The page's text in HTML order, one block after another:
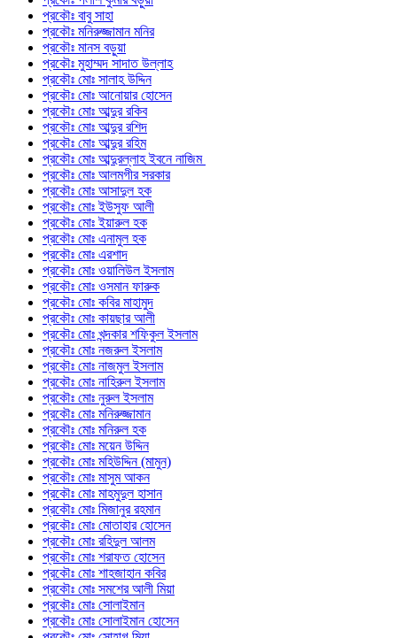
প্রকৌঃ বাবু সাহা
প্রকৌঃ মনিরুজ্জামান মনির
প্রকৌঃ মানস বড়ুয়া
প্রকৌঃ মুহাম্মদ সাদাত উল্লাহ
প্রকৌঃ মোঃ সালাহ উদ্দিন
প্রকৌঃ মোঃ আনোয়ার হোসেন
প্রকৌঃ মোঃ আব্দুর রকিব
প্রকৌঃ মোঃ আব্দুর রশিদ
প্রকৌঃ মোঃ আব্দুর রহিম
প্রকৌঃ মোঃ আব্দুরল্লাহ ইবনে নাজিম
প্রকৌঃ মোঃ আলমগীর সরকার
প্রকৌঃ মোঃ আসাদুল হক
প্রকৌঃ মোঃ ইউসুফ আলী
প্রকৌঃ মোঃ ইয়ারুল হক
প্রকৌঃ মোঃ এনামুল হক
প্রকৌঃ মোঃ এরশাদ
প্রকৌঃ মোঃ ওয়ালিউল ইসলাম
প্রকৌঃ মোঃ ওসমান ফারুক
প্রকৌঃ মোঃ কবির মাহামুদ
প্রকৌঃ মোঃ কায়ছার আলী
প্রকৌঃ মোঃ খন্দকার শফিকুল ইসলাম
প্রকৌঃ মোঃ নজরুল ইসলাম
প্রকৌঃ মোঃ নাজমুল ইসলাম
প্রকৌঃ মোঃ নাহিরুল ইসলাম
প্রকৌঃ মোঃ নুরুল ইসলাম
প্রকৌঃ মোঃ মনিরুজ্জামান
প্রকৌঃ মোঃ মনিরুল হক
প্রকৌঃ মোঃ ময়েন উদ্দিন
প্রকৌঃ মোঃ মহিউদ্দিন (মামুন)
প্রকৌঃ মোঃ মাসুম আকন
প্রকৌঃ মোঃ মাহমুদুল হাসান
প্রকৌঃ মোঃ মিজানুর রহমান
প্রকৌঃ মোঃ মোতাহার হোসেন
প্রকৌঃ মোঃ রহিদুল আলম
প্রকৌঃ মোঃ শরাফত হোসেন
প্রকৌঃ মোঃ শাহজাহান কবির
প্রকৌঃ মোঃ সমশের আলী মিয়া
প্রকৌঃ মোঃ সোলাইমান
প্রকৌঃ মোঃ সোলাইমান হোসেন